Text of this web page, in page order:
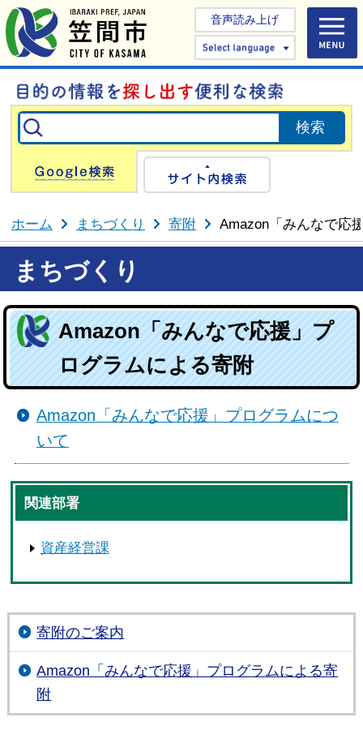
音声読み上げ
Select
Google検索
ホーム まちづくり 寄附 Amazon「みんなで応
まちづくり
Amazon「みんなで応援」プ
ログラムによる寄附
Amazon「みんなで応援」プログラムにつ
いて
関連部署
資産経営課
寄附のご案内
Amazon「みんなで応援」プログラムによる寄
附